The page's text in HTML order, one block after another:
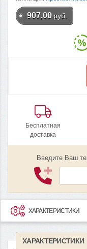
907,00 руб.
Бесплатная
доставка
Введите Ваш
ХАРАКТЕРИСТИКИ
ХАРАКТЕРИСТИКИ